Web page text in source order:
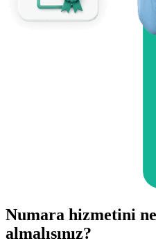
Numara hizmetini
almalısınız?